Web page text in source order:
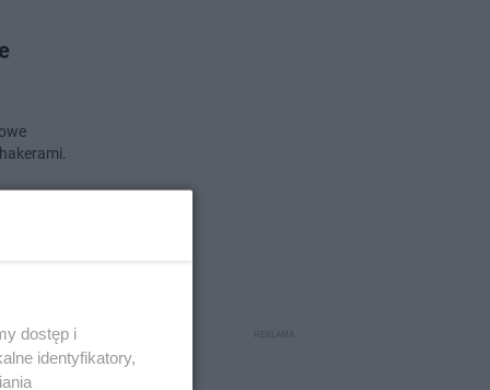
w
dostęp i
identyfikatory,